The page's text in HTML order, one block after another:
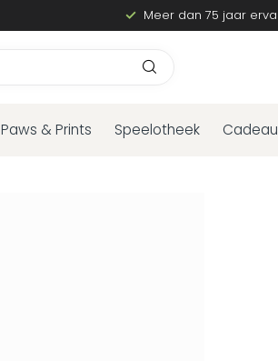
Meer dan 75 jaar
Paws & Prints Speelotheek